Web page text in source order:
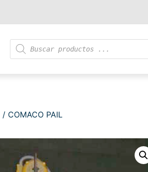
/ COMACO PAIL